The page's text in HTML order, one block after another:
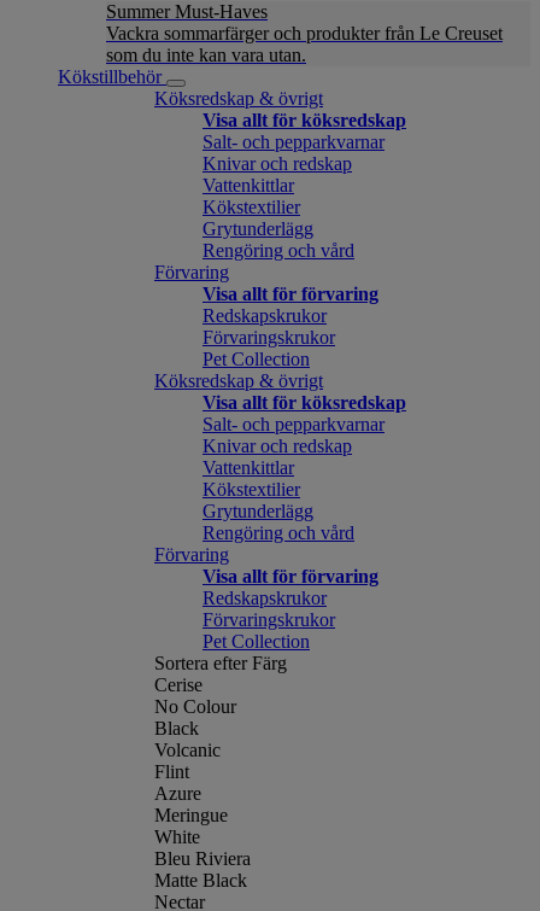
Summer Must-Haves
Vackra sommarfärger och produkter från Le Creuset
som du inte kan vara utan.
Kökstillbehör
Köksredskap & övrigt
Visa allt för köksredskap
Salt- och pepparkvarnar
Knivar och redskap
Vattenkittlar
Kökstextilier
Grytunderlägg
Rengöring och vård
Förvaring
Visa allt för förvaring
Redskapskrukor
Förvaringskrukor
Pet Collection
Köksredskap & övrigt
Visa allt för köksredskap
Salt- och pepparkvarnar
Knivar och redskap
Vattenkittlar
Kökstextilier
Grytunderlägg
Rengöring och vård
Förvaring
Visa allt för förvaring
Redskapskrukor
Förvaringskrukor
Pet Collection
Sortera efter Färg
Cerise
No Colour
Black
Volcanic
Flint
Azure
Meringue
White
Bleu Riviera
Matte Black
Nectar